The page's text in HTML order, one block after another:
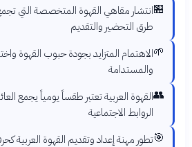
🏪انتشار مقاهي القهوة المتخصصة التي تجمع
طرق التحضير والتقديم
🌱الاهتمام المتزايد بجودة حبوب القهوة
والمستدامة
👥القهوة العربية تعتبر طقساً يومياً يجمع
الروابط الاجتماعية
🎯تطور مهنة إعداد وتقديم القهوة العربية